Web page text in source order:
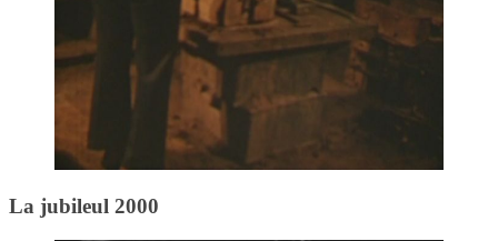
La jubileul 2000